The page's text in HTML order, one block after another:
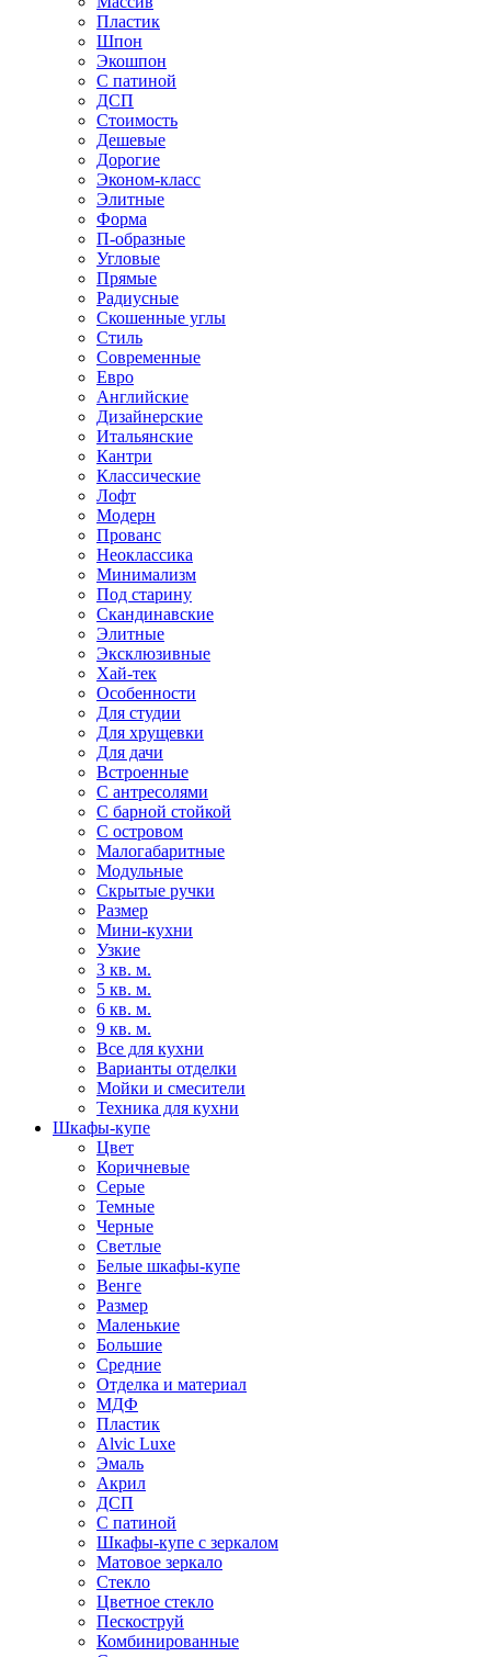
Пластик
Шпон
Экошпон
С патиной
ДСП
Стоимость
Дешевые
Дорогие
Эконом-класс
Элитные
Форма
П-образные
Угловые
Прямые
Радиусные
Скошенные углы
Стиль
Современные
Евро
Английские
Дизайнерские
Итальянские
Кантри
Классические
Лофт
Модерн
Прованс
Неоклассика
Минимализм
Под старину
Скандинавские
Элитные
Эксклюзивные
Хай-тек
Особенности
Для студии
Для хрущевки
Для дачи
Встроенные
С антресолями
С барной стойкой
С островом
Малогабаритные
Модульные
Скрытые ручки
Размер
Мини-кухни
Узкие
3 кв. м.
5 кв. м.
6 кв. м.
9 кв. м.
Все для кухни
Варианты отделки
Мойки и смесители
Техника для кухни
Шкафы-купе
Цвет
Коричневые
Серые
Темные
Черные
Светлые
Белые шкафы-купе
Венге
Размер
Маленькие
Большие
Средние
Отделка и материал
МДФ
Пластик
Alvic Luxe
Эмаль
Акрил
ДСП
С патиной
Шкафы-купе с зеркалом
Матовое зеркало
Стекло
Цветное стекло
Пескоструй
Комбинированные